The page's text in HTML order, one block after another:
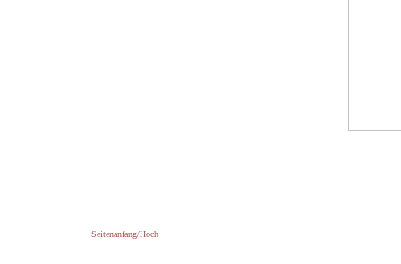
Seitenanfang/Hoch